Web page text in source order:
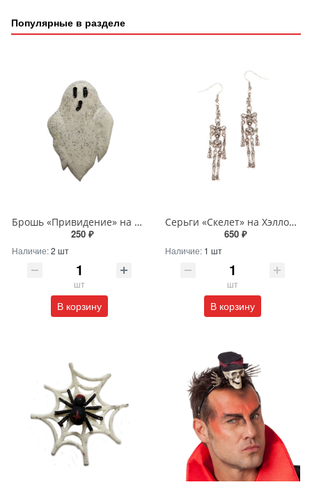
Популярные в разделе
Брошь «Привидение» на Хэллоуин
250 ₽
Наличие:2 шт
шт
В корзину
Серьги «Скелет» на Хэллоуин
650 ₽
Наличие: 1 шт
шт
В корзину